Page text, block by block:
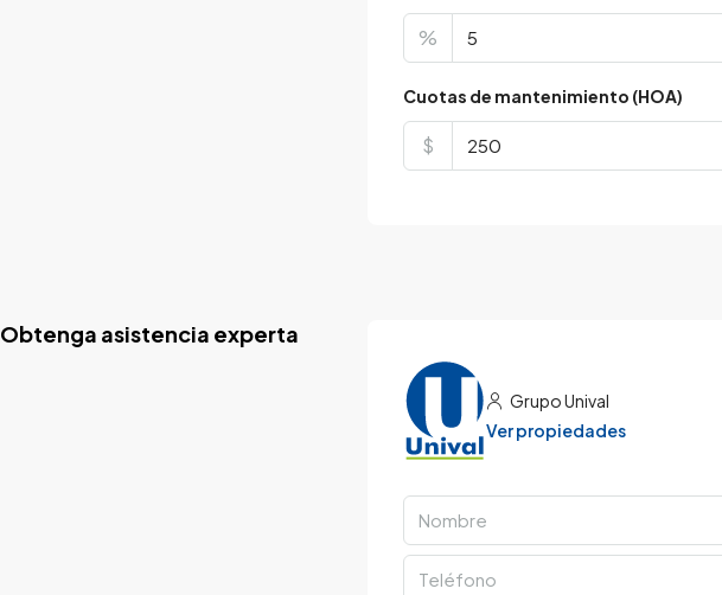
%
Cuotas de mantenimiento (HOA)
$
Obtenga asistencia experta
Grupo Unival
Ver propiedades